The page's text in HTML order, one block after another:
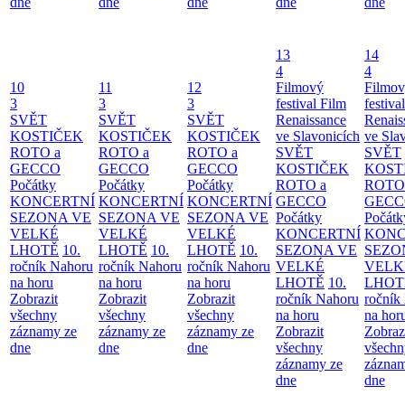
10
3
SVĚT
KOSTIČEK
ROTO a
GECCO
Počátky
KONCERTNÍ
SEZONA VE
VELKÉ
LHOTĚ 10.
ročník Nahoru
na horu
Zobrazit
všechny
záznamy ze
dne
11
3
SVĚT
KOSTIČEK
ROTO a
GECCO
Počátky
KONCERTNÍ
SEZONA VE
VELKÉ
LHOTĚ 10.
ročník Nahoru
na horu
Zobrazit
všechny
záznamy ze
dne
12
3
SVĚT
KOSTIČEK
ROTO a
GECCO
Počátky
KONCERTNÍ
SEZONA VE
VELKÉ
LHOTĚ 10.
ročník Nahoru
na horu
Zobrazit
všechny
záznamy ze
dne
13
4
Filmový
festival Film
Renaissance
ve Slavonicích
SVĚT
KOSTIČEK
ROTO a
GECCO
Počátky
KONCERTNÍ
SEZONA VE
VELKÉ
LHOTĚ 10.
ročník Nahoru
na horu
Zobrazit
všechny
záznamy ze
dne
14
4
ve
SVĚT
ročník
na
dne